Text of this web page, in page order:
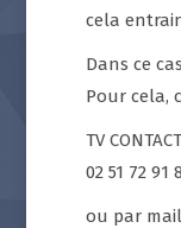
cela
Dans ce
Pour cela,
TV CONTACT
02 51 72 91
ou par